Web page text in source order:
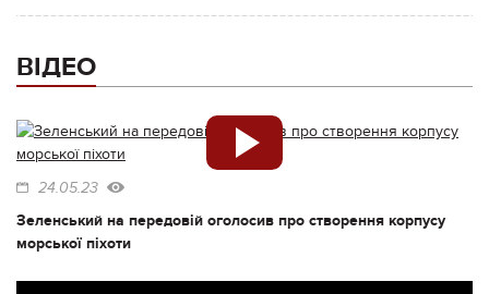
ВІДЕО
24.05.23
Зеленський на передовій оголосив про створення корпусу
морської піхоти